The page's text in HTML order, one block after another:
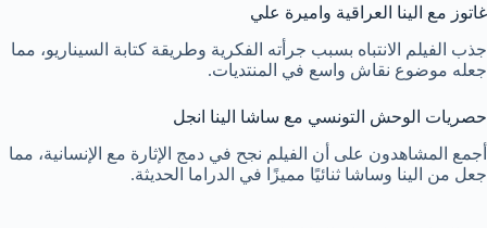
غاتوز مع الينا العراقية واميرة علي
جذب الفيلم الانتباه بسبب جرأته الفكرية وطريقة كتابة السيناريو، مما
جعله موضوع نقاش واسع في المنتديات.
حصريات الوحش التونسي مع ساشا الينا انجل
أجمع المشاهدون على أن الفيلم نجح في دمج الإثارة مع الإنسانية، مما
جعل من الينا وساشا ثنائيًا مميزًا في الدراما الحديثة.